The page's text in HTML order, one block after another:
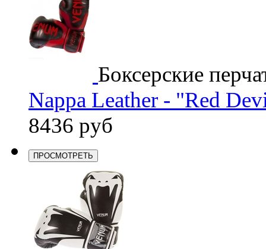
Боксерские
Nappa Leather - "Red
8436 руб
ПРОСМОТРЕТЬ